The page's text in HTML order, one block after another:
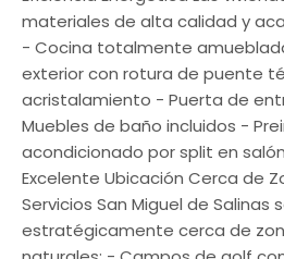
materiales de alta calidad y
- Cocina totalmente
exterior con rotura de puente
acristalamiento - Puerta de
Muebles de baño incluidos -
acondicionado por split en
Excelente Ubicación Cerca de
Servicios San Miguel de Salinas
estratégicamente cerca de